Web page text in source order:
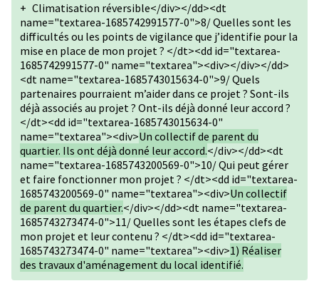
+ Climatisation réversible</div></dd><dt
name="textarea-1685742991577-0">8/ Quelles sont les
difficultés ou les points de vigilance que j’identifie pour la
mise en place de mon projet ? </dt><dd id="textarea-
1685742991577-0" name="textarea"><div></div></dd>
<dt name="textarea-1685743015634-0">9/ Quels
partenaires pourraient m’aider dans ce projet ? Sont-ils
déjà associés au projet ? Ont-ils déjà donné leur accord ?
</dt><dd id="textarea-1685743015634-0"
name="textarea"><div>Un collectif de parent du
quartier. Ils ont déjà donné leur accord.</div></dd><dt
name="textarea-1685743200569-0">10/ Qui peut gérer
et faire fonctionner mon projet ? </dt><dd id="textarea-
1685743200569-0" name="textarea"><div>Un collectif
de parent du quartier.</div></dd><dt name="textarea-
1685743273474-0">11/ Quelles sont les étapes clefs de
mon projet et leur contenu ? </dt><dd id="textarea-
1685743273474-0" name="textarea"><div>1) Réaliser
des travaux d'aménagement du local identifié.